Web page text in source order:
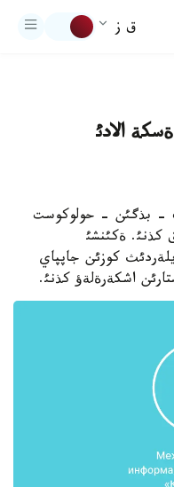
ق ز
الادئ
قازاقپارات - بذگئن - حولوكوست
كذنئ. ةكئنشئ
كوزئن جاپپاي
اشكةرةلةؤ كذنئ.